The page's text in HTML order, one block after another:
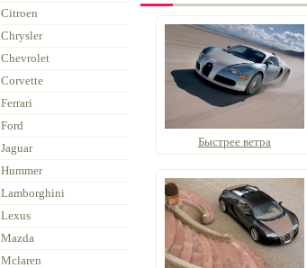
Citroen
Chrysler
Chevrolet
Corvette
Ferrari
Ford
Jaguar
Hummer
Lamborghini
Lexus
Mazda
Mclaren
Быстрее ветра